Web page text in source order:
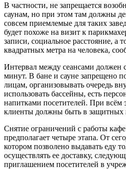
В частности, не запрещается
саунам, но при этом там должны
совсем приемлемые для таких
будет похоже на визит к
записи, социальное расстояние, а
квадратных метра на человека,
Интервал между сеансами должен
минут. В бане и сауне запрещено
лицам, организовывать очередь
использовать бассейны, есть
напитками посетителей. При всём
клиенты должны быть в защитных
Снятие ограничений с работы
предполагает четыре этапа. От
котором позволено выдавать еду
осуществлять ее доставку,
приглашением посетителей в